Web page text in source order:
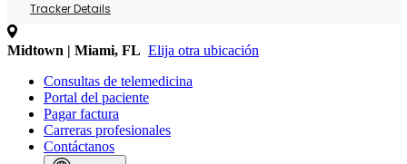
Tracker Details
Midtown | Miami, FL Elija otra ubicación
Consultas de telemedicina
Portal del paciente
Pagar factura
Carreras profesionales
Contáctanos